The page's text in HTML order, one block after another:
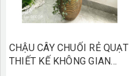
CHẬU CÂY CHUỐI RẺ QUẠT
THIẾT KẾ KHÔNG GIAN